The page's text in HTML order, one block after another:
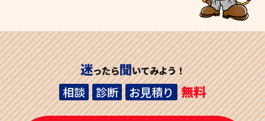
迷ったら聞いてみよう！
相談 診断 お見積り 無料